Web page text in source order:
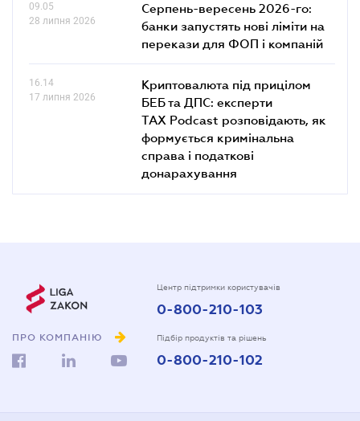
09.05
28 липня 2026
Серпень-вересень 2026-го:
банки запустять нові ліміти на
перекази для ФОП і компаній
16.14
17 липня 2026
Криптовалюта під прицілом
БЕБ та ДПС: експерти
TAX Podcast розповідають, як
формується кримінальна
справа і податкові
донарахування
ПРО КОМПАНІЮ
Центр підтримки користувачів
0-800-210-103
Підбір продуктів та рішень
0-800-210-102